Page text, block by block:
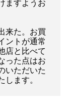
ますようお
来た。お買
ントが通常
店と比べて
った点はお
いただいた
します。